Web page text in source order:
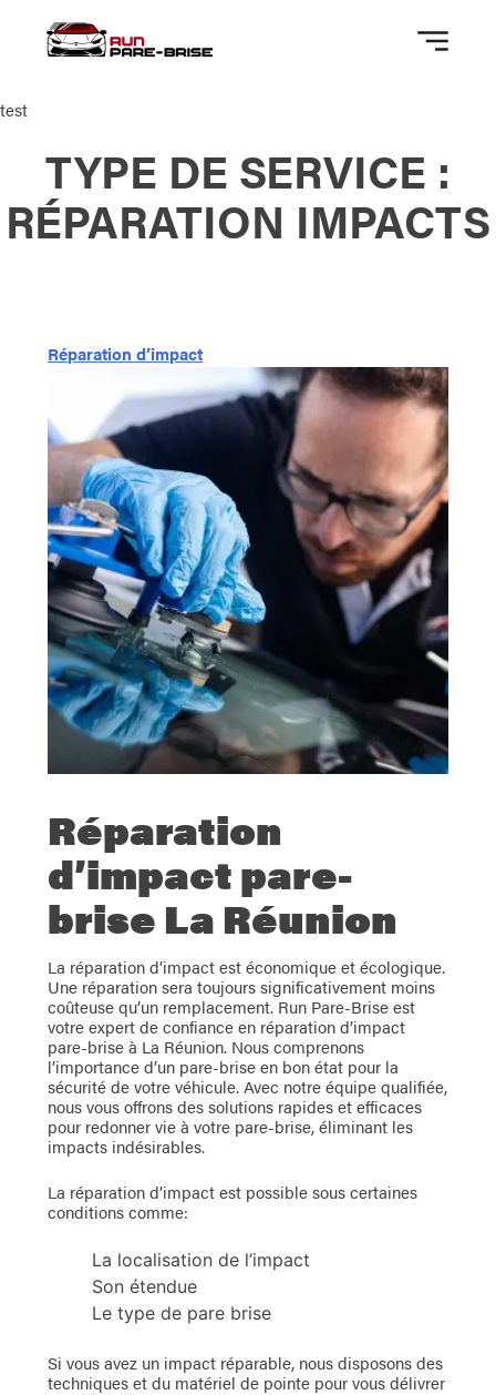
test
TYPE DE SERVICE :
RÉPARATION IMPACTS
Réparation d’impact
Réparation
d’impact pare-
brise La Réunion
La réparation d’impact est économique et écologique.
Une réparation sera toujours significativement moins
coûteuse qu’un remplacement. Run Pare-Brise est
votre expert de confiance en réparation d’impact
pare-brise à La Réunion. Nous comprenons
l’importance d’un pare-brise en bon état pour la
sécurité de votre véhicule. Avec notre équipe qualifiée,
nous vous offrons des solutions rapides et efficaces
pour redonner vie à votre pare-brise, éliminant les
impacts indésirables.
La réparation d’impact est possible sous certaines
conditions comme:
La localisation de l’impact
Son étendue
Le type de pare brise
Si vous avez un impact réparable, nous disposons des
techniques et du matériel de pointe pour vous délivrer